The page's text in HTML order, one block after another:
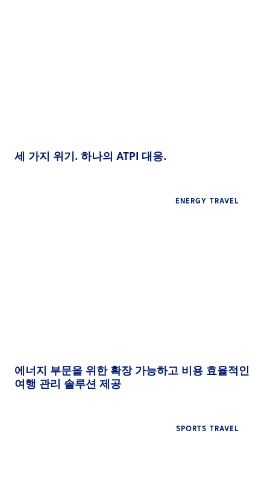
세 가지 위기. 하나의 ATPI 대응.
ENERGY TRAVEL
에너지 부문을 위한 확장 가능하고 비용 효율적인
여행 관리 솔루션 제공
SPORTS TRAVEL